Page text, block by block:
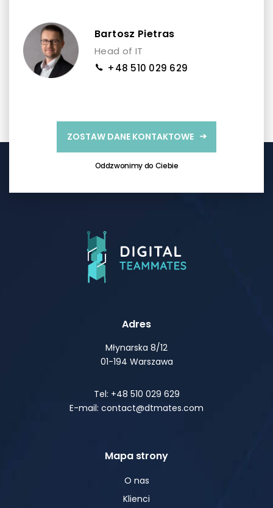
Bartosz Pietras
Head of IT
+48 510 029 629
ZOSTAW DANE KONTAKTOWE
Oddzwonimy do Ciebie
Adres
Młynarska 8/12
01-194 Warszawa
Tel: +48 510 029 629
E-mail: contact@dtmates.com
Mapa strony
O nas
Klienci